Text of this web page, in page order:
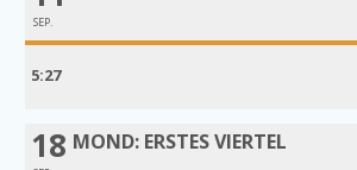
SEP.
5:27
18 MOND: ERSTES VIERTEL